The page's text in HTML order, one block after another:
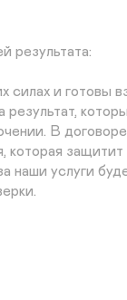
результата:
силах и готовы
результат,
В
которая
наши услуги